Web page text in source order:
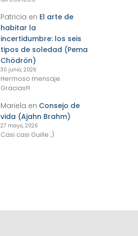
Patricia en El arte de
habitar la
incertidumbre: los seis
tipos de soledad (Pema
Chödrön)
30 junio, 2026
Hermoso mensaje.
Gracias!!!
Mariela en Consejo de
vida (Ajahn Brahm)
27 mayo, 2026
Casi casi Guille ;)